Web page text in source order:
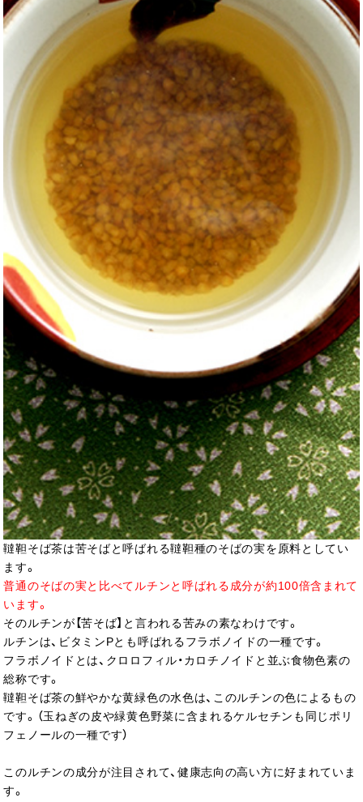
韃靼そば茶は苦そばと呼ばれる韃靼種のそばの実を原料としてい
ます。
普通のそばの実と比べてルチンと呼ばれる成分が約100倍含まれて
います。
そのルチンが【苦そば】と言われる苦みの素なわけです。
ルチンは、ビタミンPとも呼ばれるフラボノイドの一種です。
フラボノイドとは、クロロフィル・カロチノイドと並ぶ食物色素の
総称です。
韃靼そば茶の鮮やかな黄緑色の水色は、このルチンの色によるもの
です。（玉ねぎの皮や緑黄色野菜に含まれるケルセチンも同じポリ
フェノールの一種です）
このルチンの成分が注目されて、健康志向の高い方に好まれていま
す。